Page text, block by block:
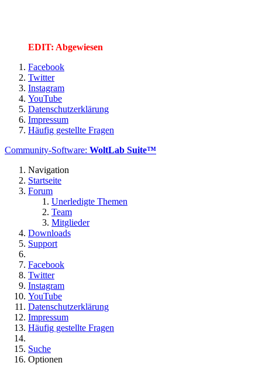
EDIT: Abgewiesen
Facebook
Twitter
Instagram
YouTube
Datenschutzerklärung
Impressum
Häufig gestellte Fragen
Community-Software: WoltLab Suite™
Navigation
Startseite
Forum
Unerledigte Themen
Team
Mitglieder
Downloads
Support
Facebook
Twitter
Instagram
YouTube
Datenschutzerklärung
Impressum
Häufig gestellte Fragen
Suche
Optionen